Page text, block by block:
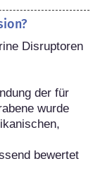
Disruptoren
der für
wurde
bewertet